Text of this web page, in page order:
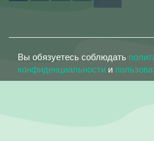
Вы обязуетесь соблюдать
конфиденциальности и